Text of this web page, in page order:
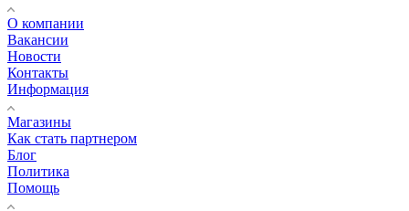
О компании
Вакансии
Новости
Контакты
Информация
Магазины
Как стать партнером
Блог
Политика
Помощь